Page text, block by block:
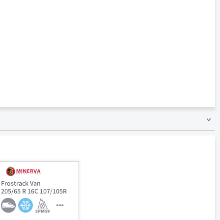
Frostrack Van
205/65 R 16C 107/105R